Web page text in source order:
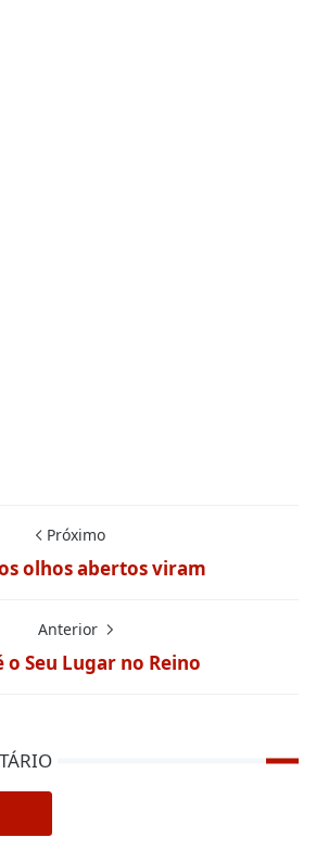
Próximo
olhos abertos viram
Anterior
o Seu Lugar no Reino